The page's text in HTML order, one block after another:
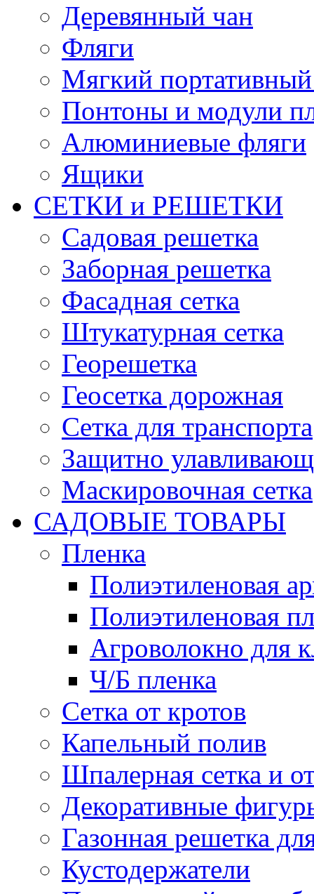
Деревянный чан
Фляги
Мягкий
Понтоны и модули
Алюминиевые фляги
Ящики
СЕТКИ и РЕШЕТКИ
Садовая решетка
Заборная решетка
Фасадная сетка
Штукатурная сетка
Георешетка
Геосетка дорожная
Сетка для транспорта
Защитно
Маскировочная сетка
САДОВЫЕ ТОВАРЫ
Пленка
Полиэтиленовая
Полиэтиленовая
Агроволокно для
Ч/Б пленка
Сетка от кротов
Капельный полив
Шпалерная сетка и
Декоративные
Газонная решетка
Кустодержатели